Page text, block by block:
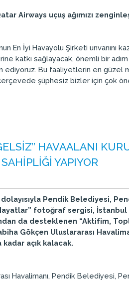
Airways uçuş ağımızı
En İyi Havayolu Şirketi unvanını
katkı sağlayacak, önemli bir
ediyoruz. Bu faaliyetlerin en
şüphesiz bizler için çok
HAVAALANI
YAPIYOR
Pendik Belediyesi,
fotoğraf sergisi, İstanbul
da desteklenen “Aktifim,
Gökçen Uluslararası
kadar açık kalacak.
Havalimanı, Pendik Belediyesi,